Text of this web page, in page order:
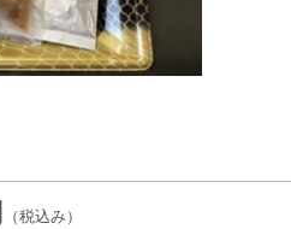
（税込み）